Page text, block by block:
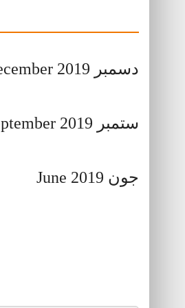
دسمبر December 2019
ستمبر September 2019
جون June 2019